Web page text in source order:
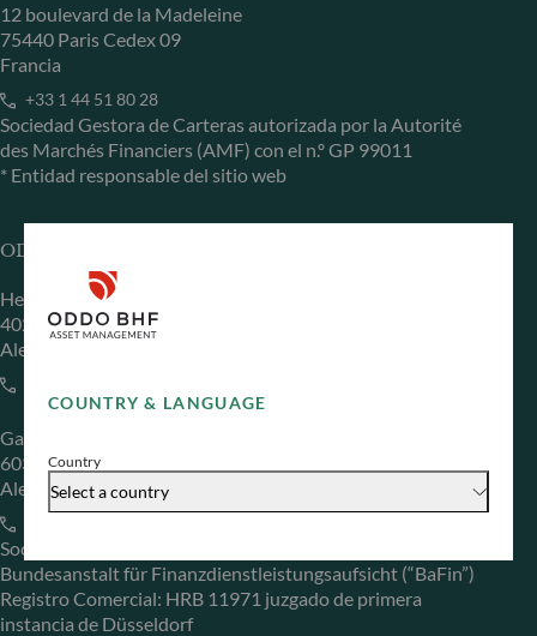
COUNTRY & LANGUAGE
Country
Select a country
12 boulevard de la Madeleine
75440 Paris Cedex 09
Francia
+33 1 44 51 80 28
Sociedad Gestora de Carteras autorizada por la Autorité
des Marchés Financiers (AMF) con el n.º GP 99011
* Entidad responsable del sitio web
ODDO BHF Asset Management GmbH
Herzogstraße 15
40217 Düsseldorf
Alemania
Gallusanlage 8
60329 Frankfurt am Main
Alemania
Sociedad Gestora de Carteras autorizada por la
Bundesanstalt für Finanzdienstleistungsaufsicht (“BaFin”)
Registro Comercial: HRB 11971 juzgado de primera
instancia de Düsseldorf